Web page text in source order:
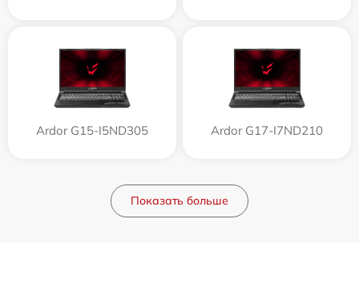
Ardor G15-I5ND305 Ardor G17-I7ND210
Показать больше